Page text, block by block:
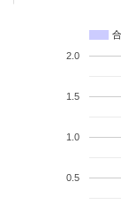
0.5
1.0
1.5
2.0